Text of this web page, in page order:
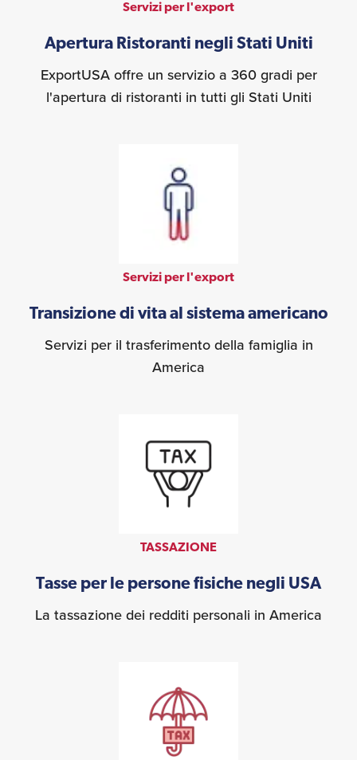
Servizi per l'export
Apertura Ristoranti negli Stati Uniti
ExportUSA offre un servizio a 360 gradi per
l'apertura di ristoranti in tutti gli Stati Uniti
Servizi per l'export
Transizione di vita al sistema americano
Servizi per il trasferimento della famiglia in
America
TASSAZIONE
Tasse per le persone fisiche negli USA
La tassazione dei redditi personali in America